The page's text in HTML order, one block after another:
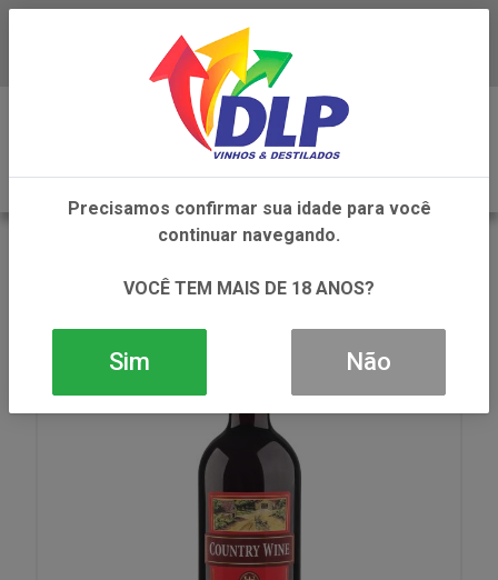
Baixe já o APP da DLP Vinhos
Precisamos confirmar sua idade para você
continuar navegando.
VOCÊ TEM MAIS DE 18 ANOS?
Sim Não